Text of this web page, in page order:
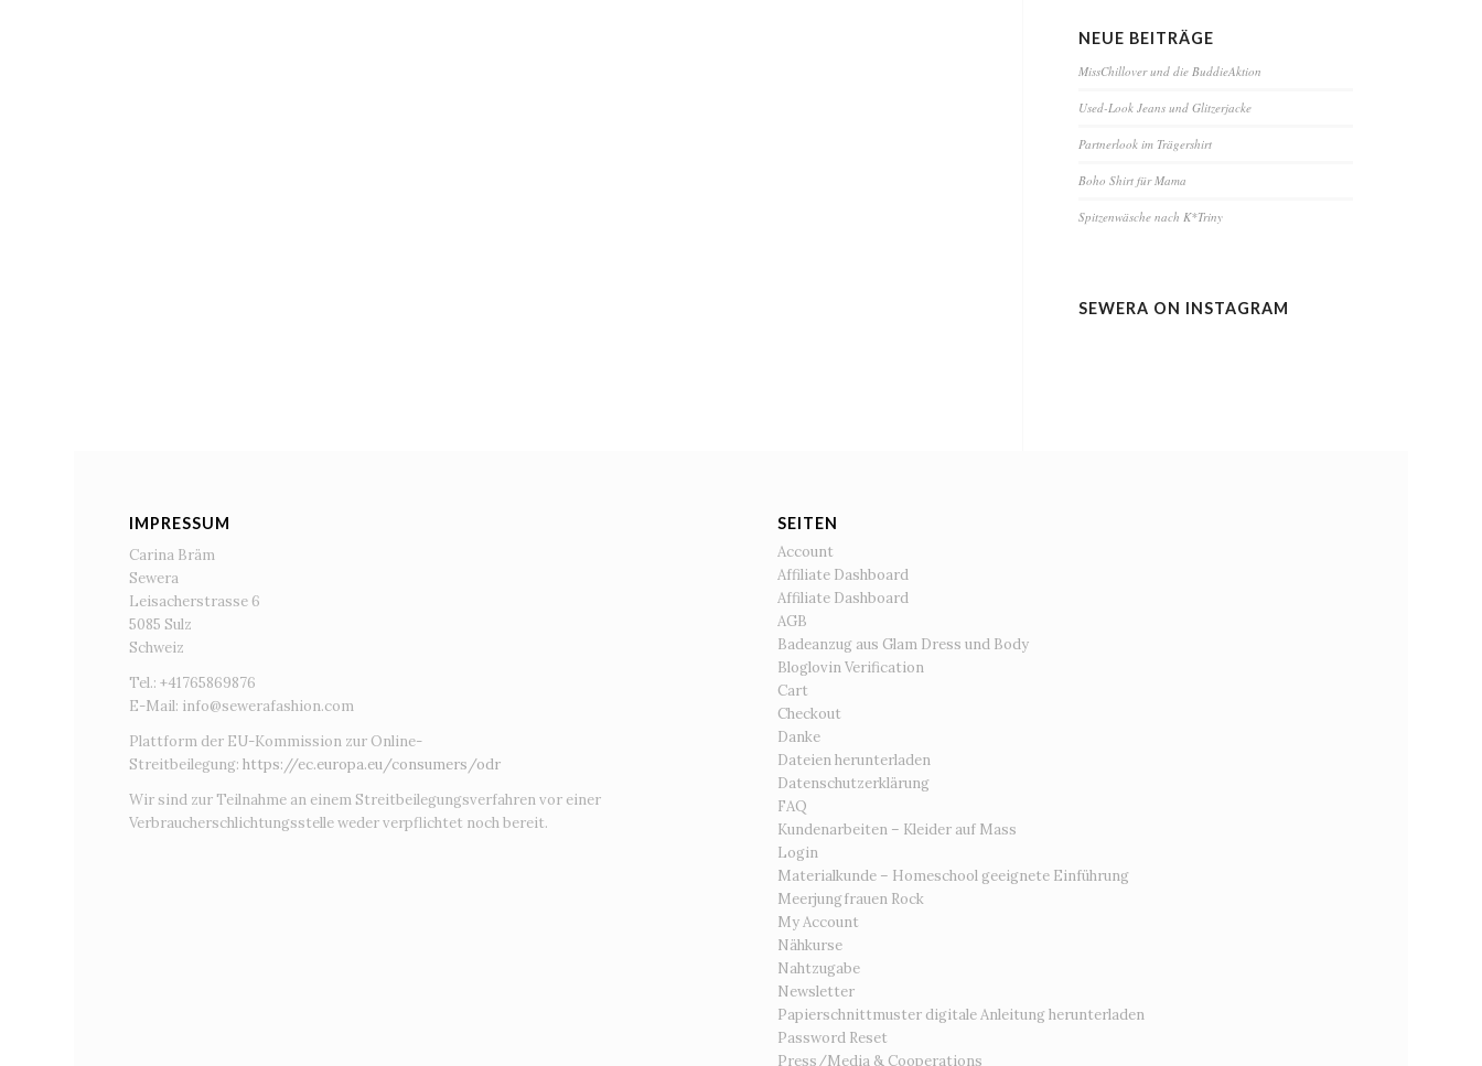
NEUE BEITRÄGE
MissChillover und die BuddieAktion
Used-Look Jeans und Glitzerjacke
Partnerlook im Trägershirt
Boho Shirt für Mama
Spitzenwäsche nach K*Triny
SEWERA ON INSTAGRAM
IMPRESSUM
Carina Bräm
Sewera
Leisacherstrasse 6
5085 Sulz
Schweiz
Tel.: +41765869876
E-Mail: info@sewerafashion.com
Plattform der EU-Kommission zur Online-
Streitbeilegung:https://ec.europa.eu/consumers/odr
Wir sind zur Teilnahme an einem Streitbeilegungsverfahren vor einer
Verbraucherschlichtungsstelle weder verpflichtet noch bereit.
SEITEN
Account
Affiliate Dashboard
Affiliate Dashboard
AGB
Badeanzug aus Glam Dress und Body
Bloglovin Verification
Cart
Checkout
Danke
Dateien herunterladen
Datenschutzerklärung
FAQ
Kundenarbeiten – Kleider auf Mass
Login
Materialkunde – Homeschool geeignete Einführung
Meerjungfrauen Rock
My Account
Nähkurse
Nahtzugabe
Newsletter
Papierschnittmuster digitale Anleitung herunterladen
Password Reset
Press/Media & Cooperations